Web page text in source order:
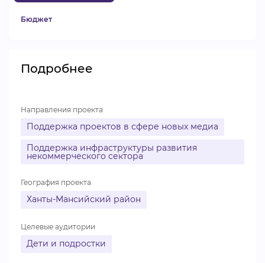
Бюджет
Подробнее
Направления проекта
Поддержка проектов в сфере новых медиа
Поддержка инфраструктуры развития
некоммерческого сектора
География проекта
Ханты-Мансийский район
Целевые аудитории
Дети и подростки